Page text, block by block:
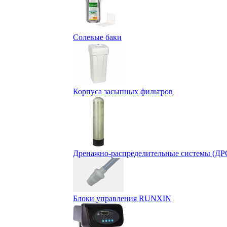
Солевые баки
Корпуса засыпных фильтров
Дренажно-распределительные системы
Блоки управления RUNXIN